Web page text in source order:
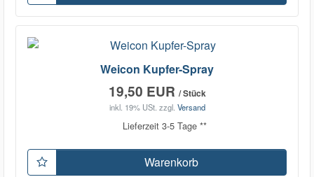
Weicon Kupfer-Spray
19,50 EUR / Stück
inkl. 19% USt. zzgl. Versand
Lieferzeit 3-5 Tage **
Warenkorb